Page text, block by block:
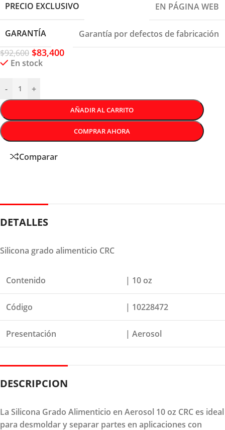
PRECIO EXCLUSIVO
EN PÁGINA WEB
GARANTÍA
Garantía por defectos de fabricación
$92,600 $83,400
En stock
- +
AÑADIR AL CARRITO
COMPRAR AHORA
Comparar
DETALLES
Silicona grado alimenticio CRC
Contenido | 10 oz
Código | 10228472
Presentación | Aerosol
DESCRIPCION
La Silicona Grado Alimenticio en Aerosol 10 oz CRC es ideal
para desmoldar y separar partes en aplicaciones con